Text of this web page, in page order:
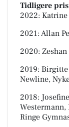
Tidligere
2022:
2021: Allan
2020:
2019:
Newline,
2018:
Westermann,
Ringe